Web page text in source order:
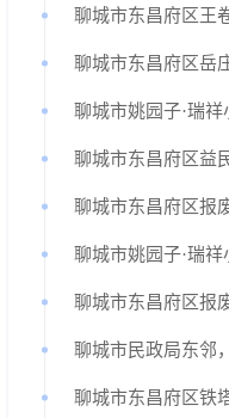
聊城市东昌府区王
聊城市东昌府区岳
聊城市姚园子·瑞
聊城市东昌府区益
聊城市东昌府区报
聊城市姚园子·瑞
聊城市东昌府区报
聊城市民政局东邻
聊城市东昌府区铁